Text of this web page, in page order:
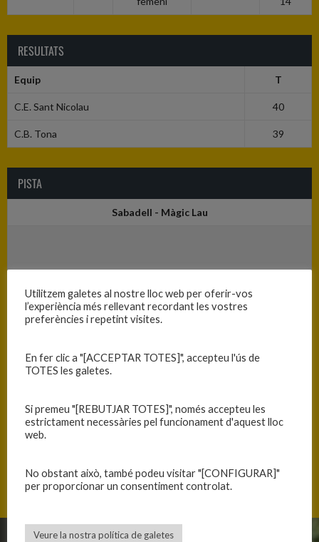
RESULTATS
Equip T
C.E. Sant Nicolau 40
C.B. Tona 39
PISTA
Sabadell - Màgic Lau
Carrer del Jardí 72-74, 08202 Sabadell, Catalunya
Utilitzem galetes al nostre lloc web per oferir-vos
l’experiència més rellevant recordant les vostres
preferències i repetint visites.
En fer clic a "[ACCEPTAR TOTES]", accepteu l'ús de
TOTES les galetes.
Si premeu "[REBUTJAR TOTES]", només accepteu les
estrictament necessàries pel funcionament d'aquest lloc
web.
No obstant això, també podeu visitar "[CONFIGURAR]"
per proporcionar un consentiment controlat.
Veure la nostra política de galetes